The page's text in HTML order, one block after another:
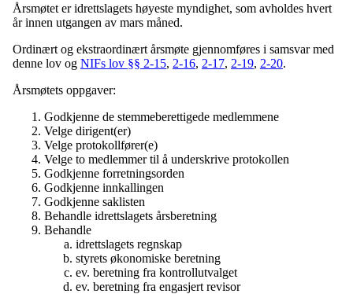
Årsmøtet er idrettslagets høyeste myndighet, som avholdes hvert
år innen utgangen av mars måned.
Ordinært og ekstraordinært årsmøte gjennomføres i samsvar med
denne lov og NIFs lov §§ 2-15, 2-16, 2-17, 2-19, 2-20.
Årsmøtets oppgaver:
Godkjenne de stemmeberettigede medlemmene
Velge dirigent(er)
Velge protokollfører(e)
Velge to medlemmer til å underskrive protokollen
Godkjenne forretningsorden
Godkjenne innkallingen
Godkjenne saklisten
Behandle idrettslagets årsberetning
Behandle
idrettslagets regnskap
styrets økonomiske beretning
ev. beretning fra kontrollutvalget
ev. beretning fra engasjert revisor